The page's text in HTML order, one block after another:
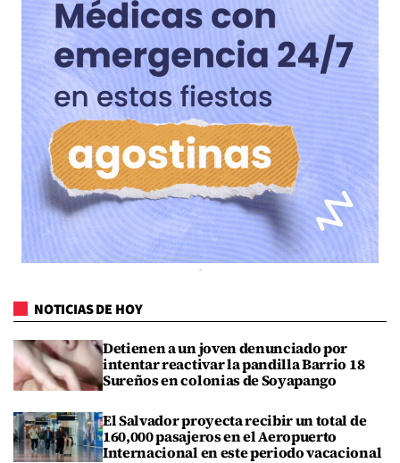
NOTICIAS DE HOY
Detienen a un joven denunciado por
intentar reactivar la pandilla Barrio 18
Sureños en colonias de Soyapango
El Salvador proyecta recibir un total de
160,000 pasajeros en el Aeropuerto
Internacional en este periodo vacacional